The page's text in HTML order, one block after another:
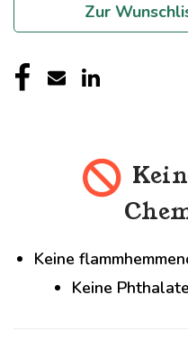
Zur
Keine
Keine